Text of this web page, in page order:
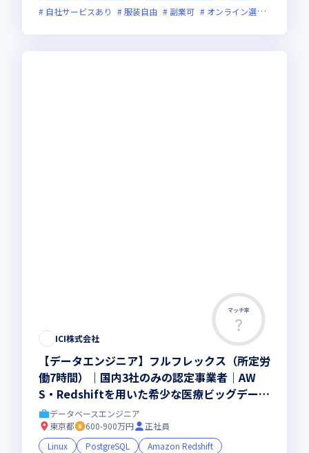
自社サービスあり
服装自由 副業可 オンライン選考可
マッチ率
ICI株式会社
【データエンジニア】フルフレックス（所定労
働7時間）｜国内3社のみの認定事業者｜AW
S・Redshiftを用いた希少な医療ビッグデータ
基盤構築
データベースエンジニア
東京都
600-900万円
正社員
Linux
PostgreSQL Amazon Redshift